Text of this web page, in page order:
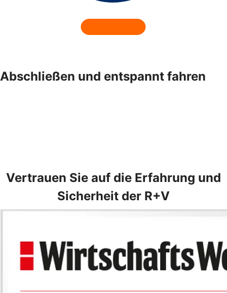
Abschließen und entspannt fahren
Vertrauen Sie auf die Erfahrung und
Sicherheit der R+V